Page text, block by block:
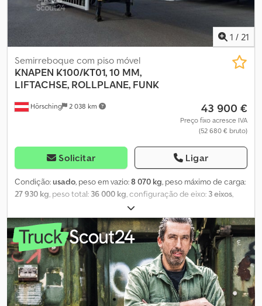
1 / 21
Hörsching 2 038 km
Semirreboque com piso móvel
KNAPEN K100/KT01, 10 MM,
LIFTACHSE, ROLLPLANE, FUNK
43 900 €
Preço fixo acresce IVA
(52 680 € bruto)
Solicitar Ligar
Condição:usado, peso em vazio:8 070 kg, peso máximo de carga:
27 930 kg, peso total: 36 000 kg, configuração de eixo: 3 eixos,
, suspensão:
385/65 R22.5, Equipamento:ABS, sofreu um acidente, | Reboque
Knapen K100/KT01 com piso móvel | Comando remoto | Piso de 10
mm | Lona de cobertura, plataforma de apoio | Eixos BPW com
travão de disco | Elevador de 1 eixo | Caixa de ferramentas |
Suporte para roda sobressalente | Peso próprio: 8070 kg | Veículo
austríaco | Salvo erro, omissão e venda prévia. Csdpfx
Aezrxbbelgeha